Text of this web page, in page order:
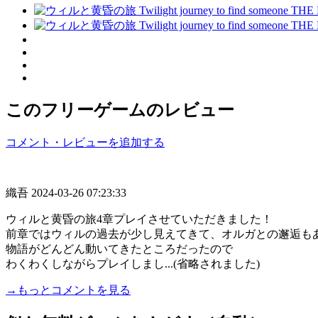
このフリーゲームのレビュー
コメント・レビューを追加する
織吾 2024-03-26 07:23:33
ウィルと黄昏の旅4章プレイさせていただきました！
前章ではウィルの過去が少し見えてきて、オルガとの邂逅も
物語がどんどん動いてきたところだったので
わくわくしながらプレイしまし...(省略されました)
→もっとコメントを見る